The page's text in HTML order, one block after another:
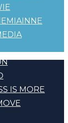
INNE
IS MORE